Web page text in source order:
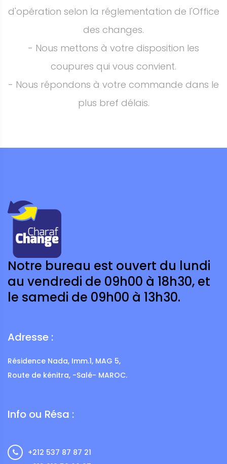
d'opération selon la réglementation de l'Office
des changes.
- Nous mettons à votre disposition les
coupures qui vous convient.
- Nous répondons à votre commande dans le
plus bref délais.
Notre bureau est ouvert du lundi
au vendredi de 09h00 à 18h30, et
le samedi de 09h00 à 13h30.
Adresse :
Résidence Nada, Imm.1, MAG 5,
Route de kénitra, -Salé- MAROC.
Info ou Résa :
+212 537 87 87 21